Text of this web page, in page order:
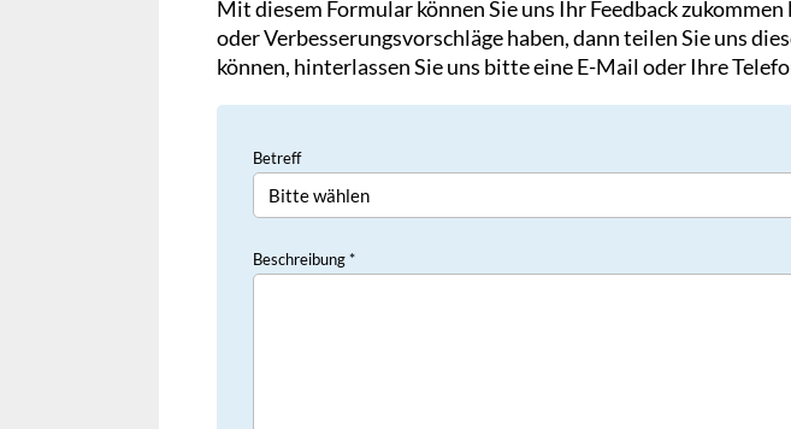
Mit diesem Formular können Sie uns Ihr Feedback
oder Verbesserungsvorschläge haben, dann teilen Sie uns
können, hinterlassen Sie uns bitte eine E-Mail oder Ihre
Betreff
Beschreibung *